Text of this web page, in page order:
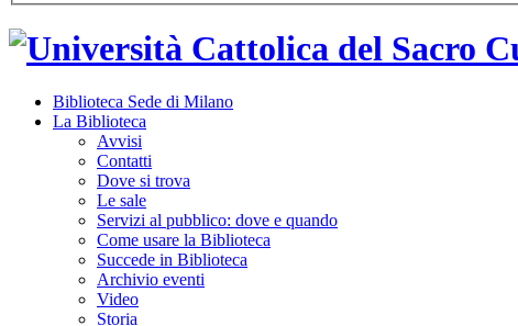
Biblioteca Sede di Milano
La Biblioteca
Avvisi
Contatti
Dove si trova
Le sale
Servizi al pubblico: dove e quando
Come usare la Biblioteca
Succede in Biblioteca
Archivio eventi
Video
Storia